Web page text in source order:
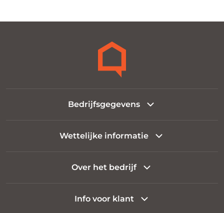
Bedrijfsgegevens
Wettelijke informatie
Over het bedrijf
Info voor klant